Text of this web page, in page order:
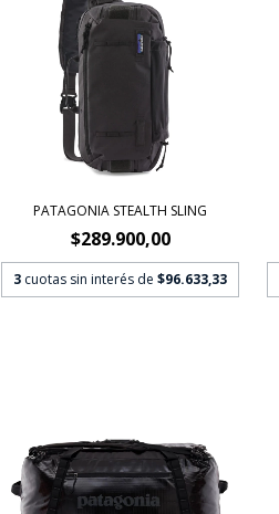
PATAGONIA STEALTH SLING
$289.900,00
3 cuotas sin interés de$96.633,33